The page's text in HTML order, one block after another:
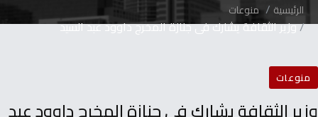
الرئيسية منوعات
وزير الثقافة يشارك فى جنازة المخرج داوود عبد السيد
منوعات